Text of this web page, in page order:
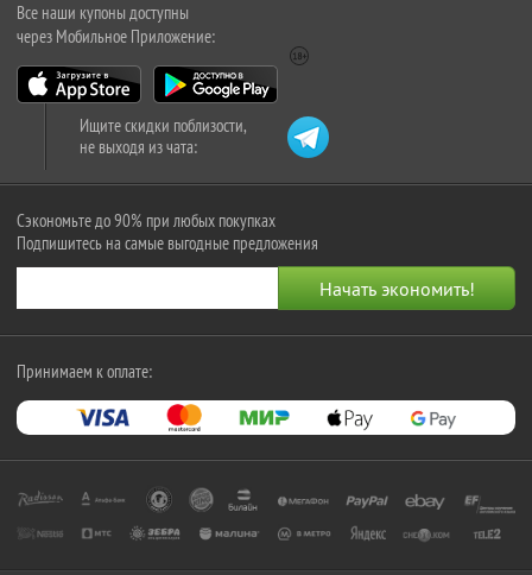
Все наши купоны доступны
через Мобильное Приложение:
Ищите скидки поблизости,
не выходя из чата:
Сэкономьте до 90% при любых покупках
Подпишитесь на самые выгодные предложения
Принимаем к оплате: